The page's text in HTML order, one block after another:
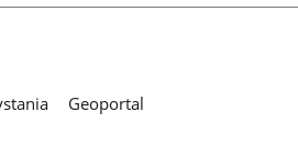
Geoportal